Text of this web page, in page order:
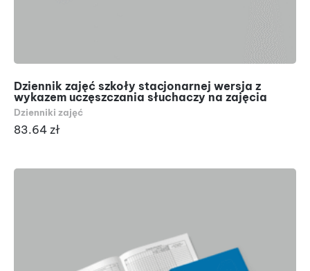
Dziennik zajęć szkoły stacjonarnej wersja z
wykazem uczęszczania słuchaczy na zajęcia
Dzienniki zajęć
83.64 zł